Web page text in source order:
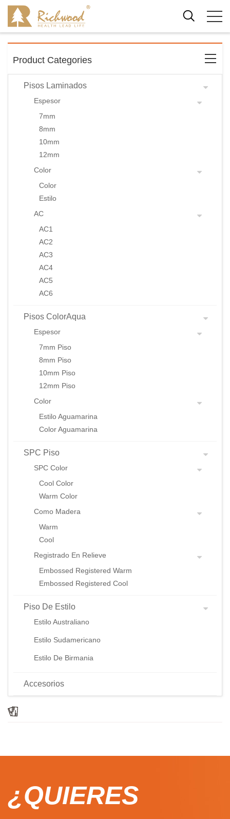
Product Categories
Pisos Laminados
Espesor
7mm
8mm
10mm
12mm
Color
Color
Estilo
AC
AC1
AC2
AC3
AC4
AC5
AC6
Pisos ColorAqua
Espesor
7mm Piso
8mm Piso
10mm Piso
12mm Piso
Color
Estilo Aguamarina
Color Aguamarina
SPC Piso
SPC Color
Cool Color
Warm Color
Como Madera
Warm
Cool
Registrado En Relieve
Embossed Registered Warm
Embossed Registered Cool
Piso De Estilo
Estilo Australiano
Estilo Sudamericano
Estilo De Birmania
Accesorios
¿QUIERES